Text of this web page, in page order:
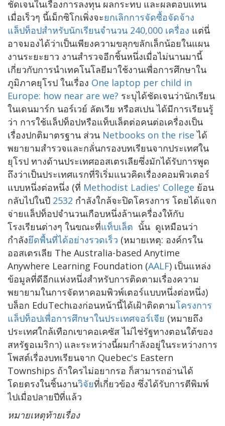
ชัดเจนในเรื่องการลงทุน ผลกระทบ และผลตอบแทน
เมื่อเร็วๆ นี้เม็กซิโกเพิ่งจะยกเลิกการจัดซื้อจัดจ้าง
แล็ปท็อปสำหรับนักเรียนจำนวน 240,000 เครื่อง แต่นี่
อาจมองได้ว่าเป็นเพียงความขลุกขลักเล็กน้อยในแผน
งานระยะยาว งานสำรวจอีกชิ้นหนึ่งเมื่อไม่นานมานี้
เกี่ยวกับการนำเทคโนโลยีมาใช้งานเพื่อการศึกษาใน
ภูมิภาคยุโรป ในเรื่อง One laptop per child in
Europe: how near are we? ระบุได้ชัดเจนว่านักเรียน
ในเดนมาร์ก นอร์เวย์ ลัตเวีย หรือสเปน ได้มีการเรียนรู้
ว่า การใช้แล็ปท็อปหรือแท็บเล็ตต่อคนต่อเครื่องเป็น
เรื่องปกติมาตรฐาน ส่วน Netbooks on the rise ได้
พยายามสำรวจและกลั่นกรองบทเรียนจากประเทศใน
ยุโรป ทางด้านประเทศออสเตรเลียซึ่งมักได้รับการพูด
ถึงว่าเป็นประเทศแรกที่ริเริ่มแนวคิดเรื่องคอมพิวเตอร์
แบบหนึ่งต่อหนึ่ง (ที่ Methodist Ladies' College ย้อน
กลับไปในปี 2532 กำลังใกล้จะปิดโครงการ โดยได้แจก
จ่ายแล็ปท็อปจำนวนเกือบหนึ่งล้านเครื่องให้กับ
โรงเรียนต่างๆ ในขณะที่แท็บเล็ต นั้น ดูเหมือนว่า
กำลังยึดพื้นที่ได้อย่างรวดเร็ว (หมายเหตุ: องค์กรใน
ออสเตรเลีย The Australia-based Anytime
Anywhere Learning Foundation (AALF) เป็นแหล่ง
ข้อมูลที่ดีอีกแห่งหนึ่งสำหรับการติดตามเรื่องความ
พยายามในการจัดหาคอมพิวพ์เตอร์แบบหนึ่งต่อหนึ่ง)
บล็อก EduTechเองก่อนหน้านี้ได้เฝ้าติดตามโครงการ
แล็ปท็อปเพื่อการศึกษาในประเทศจอร์เจีย (หมายถึง
ประเทศใกล้เทือกเขาคอเคซัส ไม่ไช่รัฐทางตอนใต้ของ
สหรัฐอเมริกา) และระหว่างนี้ผมกำลังอยู่ในระหว่างการ
โพสต์เรื่องบทเรียนจาก Quebec's Eastern
Townships ถ้าใครไม่อยากรอ ก็สามารถอ่านได้
โดยตรงในชิ้นงานวิจัยที่เกี่ยวข้อง ซึ่งได้รับการตีพิมพ์
ไปเมื่อปลายปีที่แล้ว
หมายเหตุท้ายเรื่อง